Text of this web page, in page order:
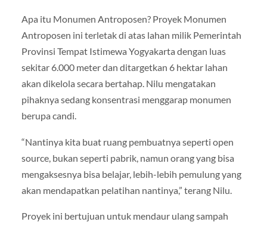
Apa itu Monumen Antroposen? Proyek Monumen
Antroposen ini terletak di atas lahan milik Pemerintah
Provinsi Tempat Istimewa Yogyakarta dengan luas
sekitar 6.000 meter dan ditargetkan 6 hektar lahan
akan dikelola secara bertahap. Nilu mengatakan
pihaknya sedang konsentrasi menggarap monumen
berupa candi.
“Nantinya kita buat ruang pembuatnya seperti open
source, bukan seperti pabrik, namun orang yang bisa
mengaksesnya bisa belajar, lebih-lebih pemulung yang
akan mendapatkan pelatihan nantinya,” terang Nilu.
Proyek ini bertujuan untuk mendaur ulang sampah